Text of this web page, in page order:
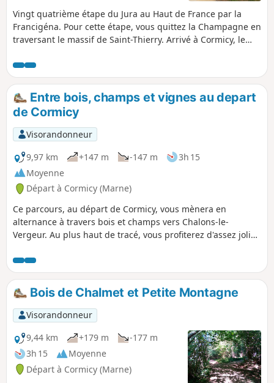
Vingt quatrième étape du Jura au Haut de France par la
Francigéna. Pour cette étape, vous quittez la Champagne en
traversant le massif de Saint-Thierry. Arrivé à Cormicy, le
Bac. C’est là que se trouve la nécropole nationale de Berry-
au-Bac, qui rassemble 3972 corps dont 2014 en tombes
individuelles et 1958 en ossuaires. Vous poursuivez ensuite
pour arriver à Corbeny, vous pourrez voir l’Oratoire Saint-
Marcoul. Puis vous suivez le « Chemin des Dames », hauts
lieux de mémoire de la Grande Guerre pour arriver dans le
village de Bouconville-Vauclair, où se situe l’Abbaye de
Vauclair, le Château de la Bôve et un réseau de tranchées
de la guerre 14-18.
Entre bois, champs et vignes au depart
de Cormicy
Visorandonneur
9,97 km
+147 m -147 m
3h 15
Moyenne
Départ à Cormicy (Marne)
Ce parcours, au départ de Cormicy, vous mènera en
alternance à travers bois et champs vers Chalons-le-
Vergeur. Au plus haut de tracé, vous profiterez d'assez jolies
tout petit sentier puis par des chemins de vignes avec vues
sur Cormicy.
Bois de Chalmet et Petite Montagne
Visorandonneur
9,44 km
+179 m
-177 m
3h 15
Moyenne
Départ à Cormicy (Marne)